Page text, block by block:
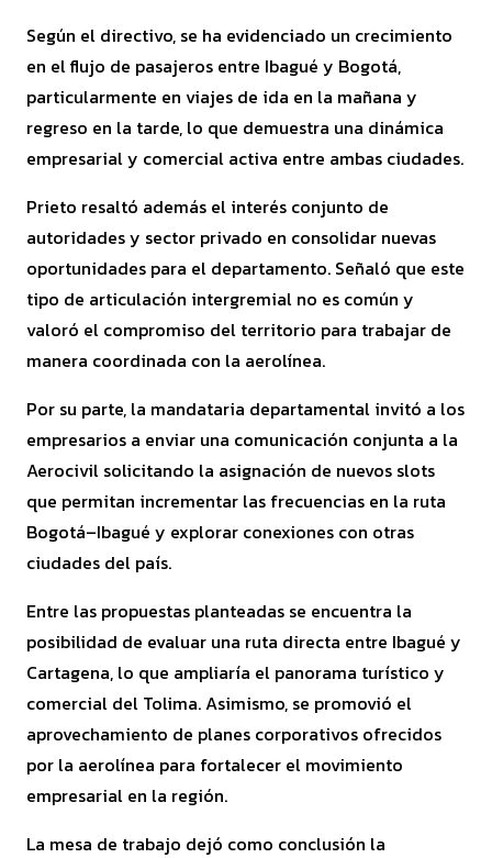
Según el directivo, se ha evidenciado un crecimiento
en el flujo de pasajeros entre Ibagué y Bogotá,
particularmente en viajes de ida en la mañana y
regreso en la tarde, lo que demuestra una dinámica
empresarial y comercial activa entre ambas ciudades.
Prieto resaltó además el interés conjunto de
autoridades y sector privado en consolidar nuevas
oportunidades para el departamento. Señaló que este
tipo de articulación intergremial no es común y
valoró el compromiso del territorio para trabajar de
manera coordinada con la aerolínea.
Por su parte, la mandataria departamental invitó a los
empresarios a enviar una comunicación conjunta a la
Aerocivil solicitando la asignación de nuevos slots
que permitan incrementar las frecuencias en la ruta
Bogotá–Ibagué y explorar conexiones con otras
ciudades del país.
Entre las propuestas planteadas se encuentra la
posibilidad de evaluar una ruta directa entre Ibagué y
Cartagena, lo que ampliaría el panorama turístico y
comercial del Tolima. Asimismo, se promovió el
aprovechamiento de planes corporativos ofrecidos
por la aerolínea para fortalecer el movimiento
empresarial en la región.
La mesa de trabajo dejó como conclusión la